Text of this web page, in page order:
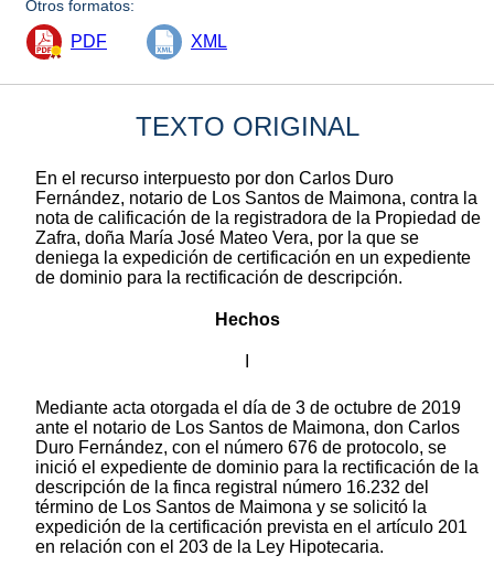
Otros formatos:
PDF XML
TEXTO ORIGINAL
En el recurso interpuesto por don Carlos Duro
Fernández, notario de Los Santos de Maimona, contra la
nota de calificación de la registradora de la Propiedad de
Zafra, doña María José Mateo Vera, por la que se
deniega la expedición de certificación en un expediente
de dominio para la rectificación de descripción.
Hechos
Mediante acta otorgada el día de 3 de octubre de 2019
ante el notario de Los Santos de Maimona, don Carlos
Duro Fernández, con el número 676 de protocolo, se
inició el expediente de dominio para la rectificación de la
descripción de la finca registral número 16.232 del
término de Los Santos de Maimona y se solicitó la
expedición de la certificación prevista en el artículo 201
en relación con el 203 de la Ley Hipotecaria.